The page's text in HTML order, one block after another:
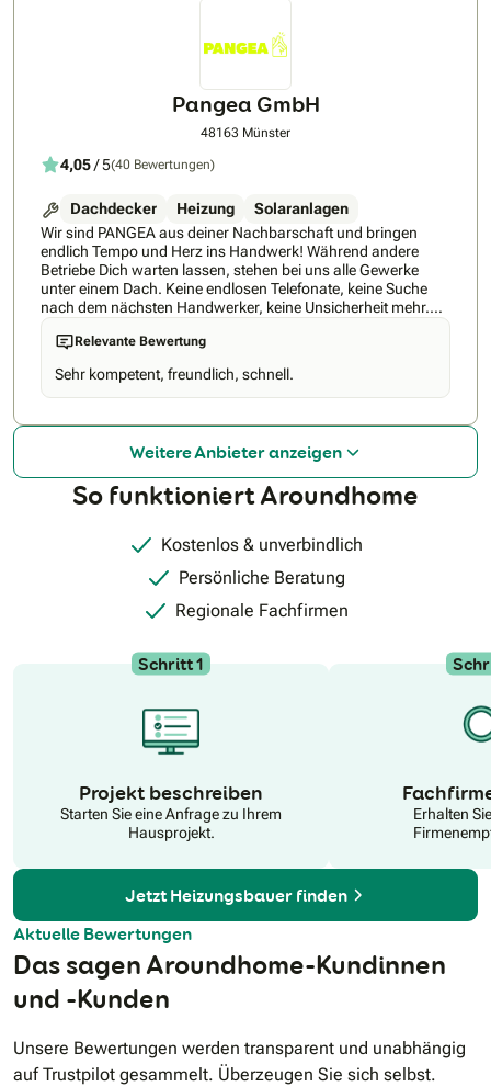
installierten Wärmepumpen und einer durchschnittlichen
Google-Bewertung von 4,8 Sternen gehören wir zu den
Komplettservice umfasst:• Kostenlose Erstberatung vor Ort•
Professionelle Fördermittel-Beratung und Antragsabwicklung
(bis zu 70% Zuschuss)• Planung und Installation durch
Doppelhaushälften bis zu Mehrfamilienhäusern – wir
Immobilie. Dabei setzen wir auf transparente
Festpreisangebote, termingerechte Umsetzung und höchste
Handwerksqualität.Vertrauen Sie auf einen Meisterbetrieb,
der alle Gewerke selbst beherrscht: Heizung, Sanitär, Elektrik
– alles aus einer Hand, ohne Abhängigkeiten von
Fremdfirmen.
Pangea GmbH
48163 Münster
4,05/ 5(40 Bewertungen)
Dachdecker Heizung
Solaranlagen
Wir sind PANGEA aus deiner Nachbarschaft und bringen
endlich Tempo und Herz ins Handwerk! Während andere
Betriebe Dich warten lassen, stehen bei uns alle Gewerke
unter einem Dach. Keine endlosen Telefonate, keine Suche
nach dem nächsten Handwerker, keine Unsicherheit mehr.
Du bekommst einen Partner, der alles macht – von der ersten
Idee bis zur letzten Schraube. Denn dein Haus verdient nur
die besten Handwerker. Mit unserem PANGEA Fahrplan
schauen wir uns das ganze Haus an. So passt am Ende alles
zusammen und keine falsche Planung mehr! Ob alles auf
machen, an dem Du Dich jeden Tag noch wohler fühlst?
Relevante Bewertung
Sehr kompetent, freundlich, schnell.
Weitere Anbieter anzeigen
So funktioniert Aroundhome
Kostenlos & unverbindlich
Persönliche Beratung
Regionale Fachfirmen
Schritt 1
Projekt beschreiben
Starten Sie eine Anfrage zu Ihrem
Hausprojekt.
Erhalten
Jetzt Heizungsbauer finden
Aktuelle Bewertungen
Das sagen Aroundhome-Kundinnen
und -Kunden
Unsere Bewertungen werden transparent und unabhängig
auf Trustpilot gesammelt. Überzeugen Sie sich selbst.